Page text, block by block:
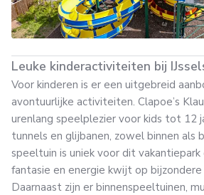
Leuke kinderactiviteiten bij
Voor kinderen is er een uitgebreid
avontuurlijke activiteiten. Clapoe’s
urenlang speelplezier voor kids tot 12
tunnels en glijbanen, zowel binnen als
speeltuin is uniek voor dit vakantiepark
fantasie en energie kwijt op
Daarnaast zijn er binnenspeeltuinen,